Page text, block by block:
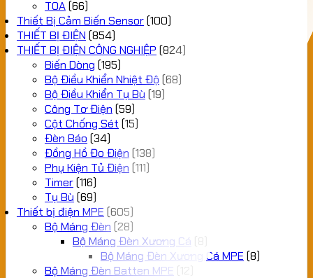
TOA(66)
Thiết Bị Cảm Biến Sensor(100)
THIẾT BỊ ĐIỆN (854)
THIẾT BỊ ĐIỆN CÔNG NGHIỆP (824)
Biến Dòng (195)
Bộ Điều Khiển Nhiệt Độ (68)
Bộ Điều Khiển Tụ Bù (19)
Công Tơ Điện (59)
Cột Chống Sét (15)
Đèn Báo (34)
Đồng Hồ Đo Điện (138)
Phụ Kiện Tủ Điện (111)
Timer(116)
Tụ Bù (69)
Thiết bị điện MPE (605)
Bộ Máng Đèn (28)
Bộ Máng Đèn Xương Cá
Bộ Máng Đèn Xương Cá MPE (8)
Bộ Máng Đèn Batten MPE (12)